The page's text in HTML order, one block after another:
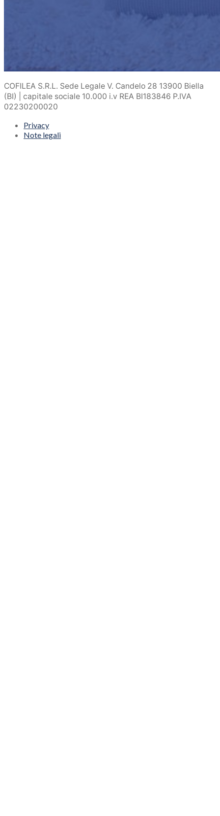
COFILEA S.R.L. Sede Legale V. Candelo 28 13900 Biella
(BI) | capitale sociale 10.000 i.v REA BI183846 P.IVA
02230200020
Privacy
Note legali